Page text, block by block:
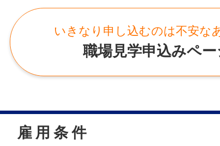
いきなり申し込むのは不安な
職場見学申込みペ
雇 用 条 件